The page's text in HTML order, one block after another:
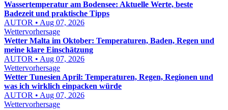
Wassertemperatur am Bodensee: Aktuelle Werte, beste
Badezeit und praktische Tipps
AUTOR • Aug 07, 2026
Wettervorhersage
Wetter Malta im Oktober: Temperaturen, Baden, Regen und
meine klare Einschätzung
AUTOR • Aug 07, 2026
Wettervorhersage
Wetter Tunesien April: Temperaturen, Regen, Regionen und
was ich wirklich einpacken würde
AUTOR • Aug 07, 2026
Wettervorhersage